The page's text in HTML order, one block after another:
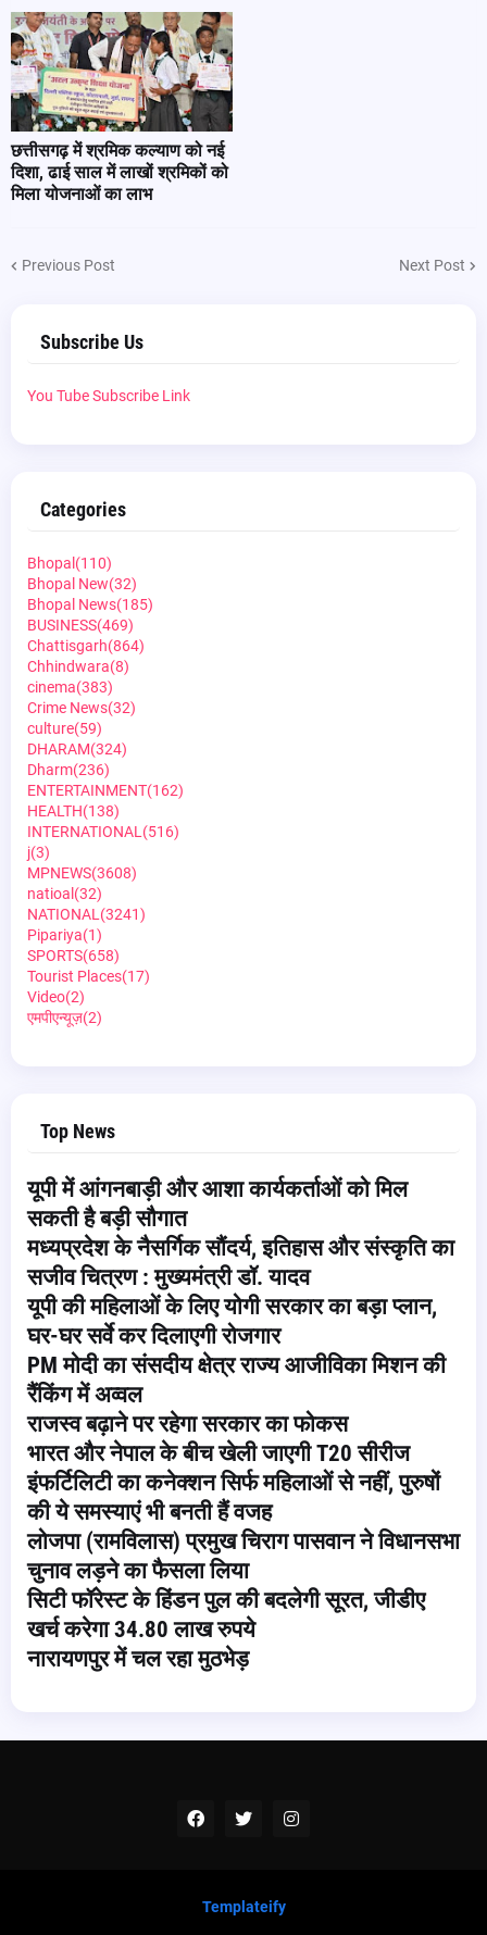
छत्तीसगढ़ में श्रमिक कल्याण को नई
दिशा, ढाई साल में लाखों श्रमिकों को
मिला योजनाओं का लाभ
Previous Post Next Post
Subscribe Us
You Tube Subscribe Link
Categories
Bhopal (110)
Bhopal New(32)
Bhopal News(185)
BUSINESS(469)
Chattisgarh(864)
Chhindwara(8)
cinema(383)
Crime News(32)
culture(59)
DHARAM(324)
Dharm(236)
ENTERTAINMENT(162)
HEALTH(138)
INTERNATIONAL (516)
j(3)
MPNEWS(3608)
natioal (32)
NATIONAL (3241)
Pipariya(1)
SPORTS(658)
Tourist Places(17)
Video(2)
एमपीएन्यूज़(2)
Top News
यूपी में आंगनबाड़ी और आशा कार्यकर्ताओं को मिल
सकती है बड़ी सौगात
मध्यप्रदेश के नैसर्गिक सौंदर्य, इतिहास और संस्कृति का
सजीव चित्रण : मुख्यमंत्री डॉ. यादव
यूपी की महिलाओं के लिए योगी सरकार का बड़ा प्लान,
घर-घर सर्वे कर दिलाएगी रोजगार
PM मोदी का संसदीय क्षेत्र राज्य आजीविका मिशन की
रैंकिंग में अव्वल
राजस्व बढ़ाने पर रहेगा सरकार का फोकस
भारत और नेपाल के बीच खेली जाएगी T20 सीरीज
इंफर्टिलिटी का कनेक्शन सिर्फ महिलाओं से नहीं, पुरुषों
की ये समस्याएं भी बनती हैं वजह
लोजपा (रामविलास) प्रमुख चिराग पासवान ने विधानसभा
चुनाव लड़ने का फैसला लिया
सिटी फॉरेस्ट के हिंडन पुल की बदलेगी सूरत, जीडीए
खर्च करेगा 34.80 लाख रुपये
नारायणपुर में चल रहा मुठभेड़
Templateify